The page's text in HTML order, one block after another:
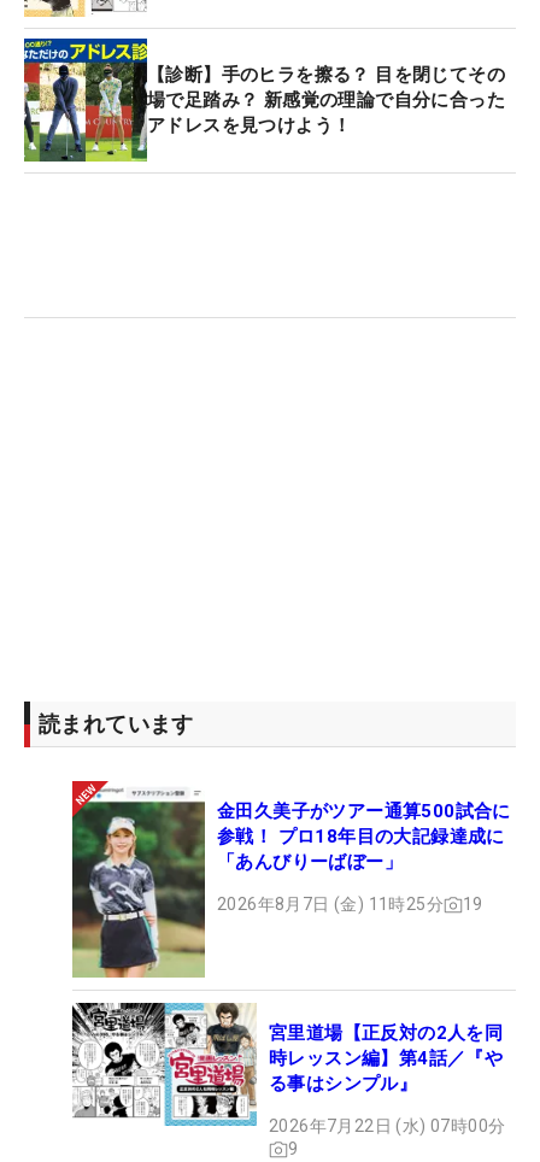
【診断】手のヒラを擦る？ 目を閉じてその
場で足踏み？ 新感覚の理論で自分に合った
アドレスを見つけよう！
読まれています
金田久美子がツアー通算500試合に
参戦！ プロ18年目の大記録達成に
「あんびりーばぼー」
2026年8月7日 (金) 11時25分 19
宮里道場【正反対の2人を同
時レッスン編】第4話／『や
る事はシンプル』
2026年7月22日 (水) 07時00分
9